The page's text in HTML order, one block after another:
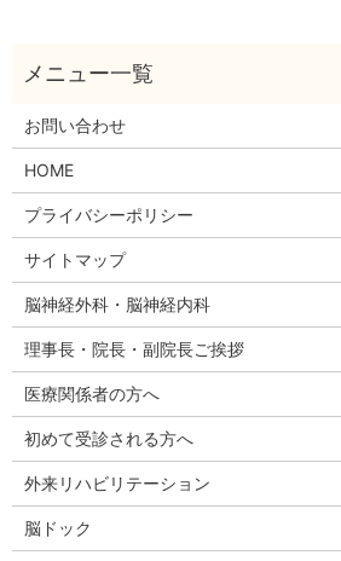
お問い合わせ
HOME
プライバシーポリシー
サイトマップ
脳神経外科・脳神経内科
理事長・院長・副院長ご挨拶
医療関係者の方へ
初めて受診される方へ
外来リハビリテーション
脳ドック